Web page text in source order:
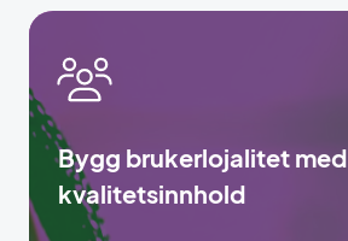
Bygg brukerlojalitet med
kvalitetsinnhold